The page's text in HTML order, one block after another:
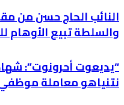
النائب الحاج حسن من
والسلطة تبيع الأوهام
“يديعوت أحرونوت”:
نتنياهو معاملة